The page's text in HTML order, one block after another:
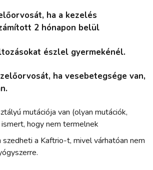
ha a kezelés
2 hónapon belül
észlel gyermekénél.
ha vesebetegsége van,
mutációja van (olyan mutációk,
hogy nem termelnek
a Kaftrio-t, mivel várhatóan nem